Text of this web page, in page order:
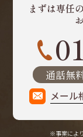
まずは専任
通話無
メール
※事案によ